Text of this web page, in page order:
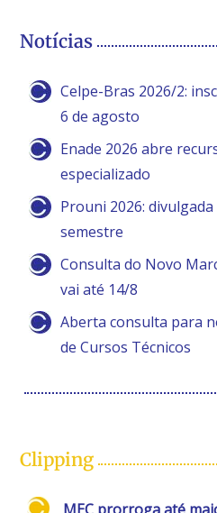
Notícias
Celpe-Bras 2026/2:
6 de agosto
Enade 2026 abre
especializado
Prouni 2026: divulgada
semestre
Consulta do Novo
vai até 14/8
Aberta consulta para
de Cursos Técnicos
Clipping